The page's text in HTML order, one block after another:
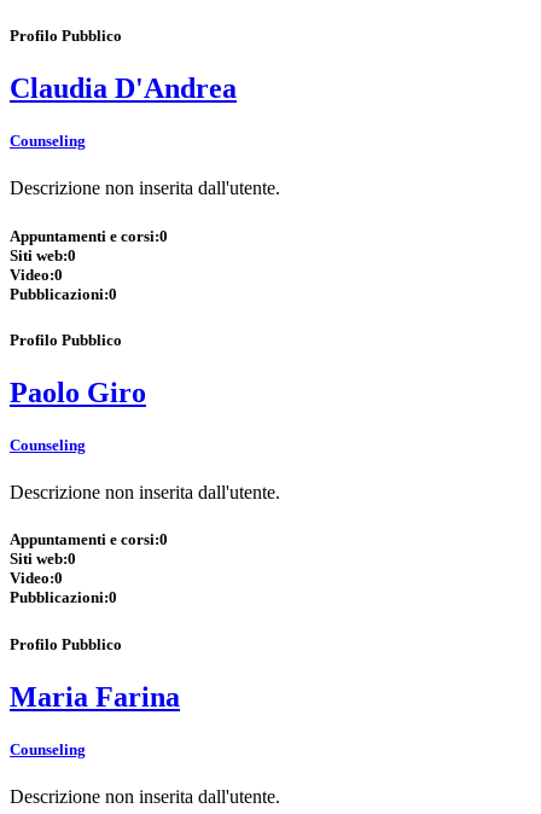
Profilo Pubblico
Claudia D'Andrea
Counseling
Descrizione non inserita dall'utente.
Appuntamenti e corsi:0
Siti web:0
Video:0
Pubblicazioni:0
Profilo Pubblico
Paolo Giro
Counseling
Descrizione non inserita dall'utente.
Appuntamenti e corsi:0
Siti web:0
Video:0
Pubblicazioni:0
Profilo Pubblico
Maria Farina
Counseling
Descrizione non inserita dall'utente.